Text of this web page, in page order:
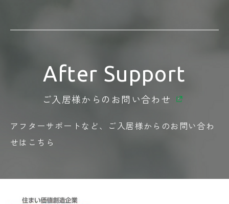
After Support
ご入居様からの お問い合わせ
アフターサポートなど、 ご入居様からのお問い合わ
せはこちら